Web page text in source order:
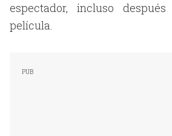
espectador, incluso
película.